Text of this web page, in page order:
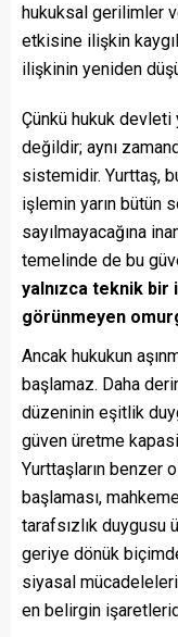
hukuksal gerilimler
etkisine ilişkin
ilişkinin yeniden
Çünkü hukuk devleti
değildir; aynı
sistemidir. Yurttaş,
işlemin yarın bütün
sayılmayacağına
temelinde de bu
yalnızca teknik bir
görünmeyen
Ancak hukukun
başlamaz. Daha
düzeninin eşitlik
güven üretme
Yurttaşların benzer
başlaması,
tarafsızlık duygusu
geriye dönük
siyasal
en belirgin